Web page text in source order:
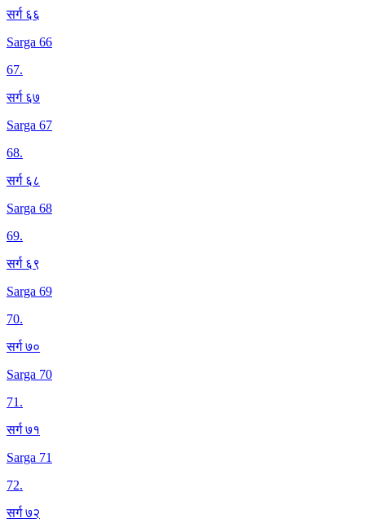
सर्ग ६६
Sarga 66
67.
सर्ग ६७
Sarga 67
68.
सर्ग ६८
Sarga 68
69.
सर्ग ६९
Sarga 69
70.
सर्ग ७०
Sarga 70
71.
सर्ग ७१
Sarga 71
72.
सर्ग ७२